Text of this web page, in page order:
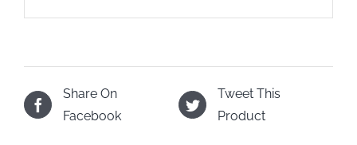
Share On
Facebook
Tweet This
Product